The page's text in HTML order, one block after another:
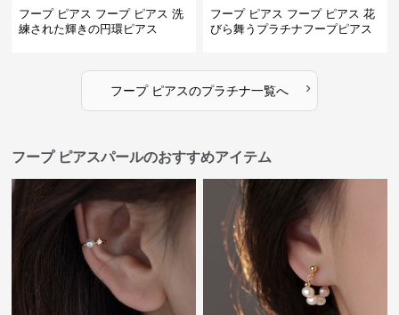
フープ ピアス フープ ピアス 洗
練された輝きの円環ピアス
フープ ピアス フープ ピアス 花
びら舞うプラチナフープピアス
フープ ピアスのプラチナ一覧へ ›
フープ ピアスパールのおすすめアイテム